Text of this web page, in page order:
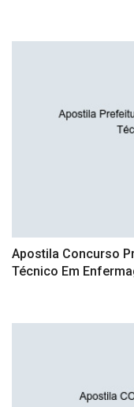
Apostila Concurso
Técnico Em